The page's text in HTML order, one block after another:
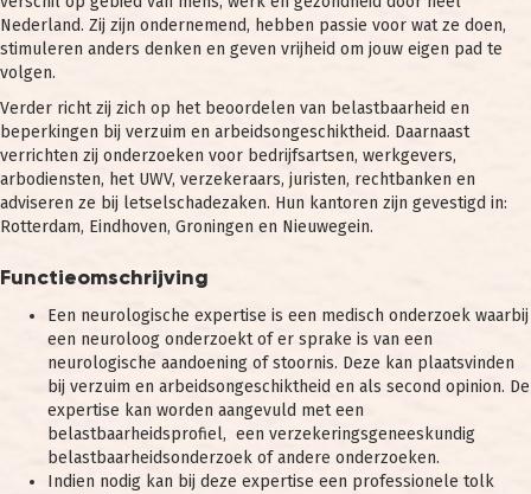
Nederland. Zij zijn ondernemend, hebben passie voor wat ze doen,
stimuleren anders denken en geven vrijheid om jouw eigen pad te
volgen.
Verder richt zij zich op het beoordelen van belastbaarheid en
beperkingen bij verzuim en arbeidsongeschiktheid. Daarnaast
verrichten zij onderzoeken voor bedrijfsartsen, werkgevers,
arbodiensten, het UWV, verzekeraars, juristen, rechtbanken en
adviseren ze bij letselschadezaken. Hun kantoren zijn gevestigd in:
Rotterdam, Eindhoven, Groningen en Nieuwegein.
Functieomschrijving
Een neurologische expertise is een medisch onderzoek waarbij
een neuroloog onderzoekt of er sprake is van een
neurologische aandoening of stoornis. Deze kan plaatsvinden
bij verzuim en arbeidsongeschiktheid en als second opinion. De
expertise kan worden aangevuld met een
belastbaarheidsprofiel, een verzekeringsgeneeskundig
belastbaarheidsonderzoek of andere onderzoeken.
Indien nodig kan bij deze expertise een professionele tolk